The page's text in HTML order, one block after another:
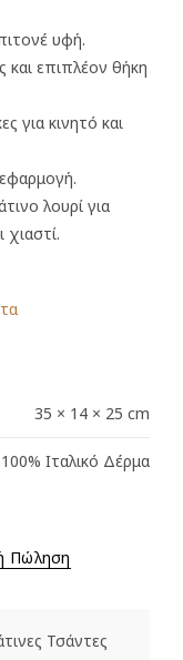
υφή.
και επιπλέον θήκη
για κινητό και
λουρί για
35 × 14 × 25 cm
100% Ιταλικό Δέρμα
Πώληση
Τσάντες